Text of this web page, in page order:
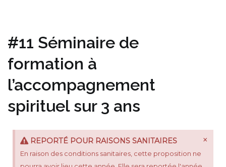
#11 Séminaire de
formation à
l’accompagnement
spirituel sur 3 ans
REPORTÉ POUR RAISONS SANITAIRES
En raison des conditions sanitaires, cette proposition ne
×